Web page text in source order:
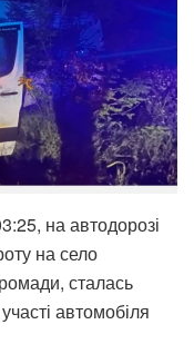
на автодорозі
на село
сталась
автомобіля